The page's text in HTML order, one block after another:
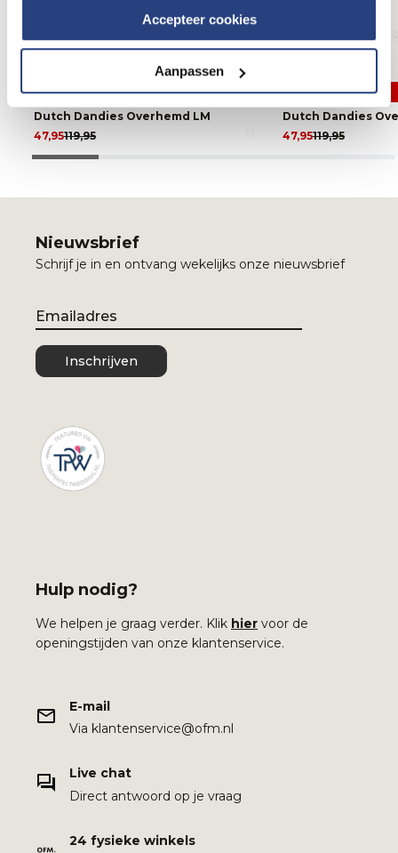
Accepteer cookies
Aanpassen
2 halen 1 betalen
Dutch Dandies Overhemd LM
119,95
47,95
2 halen 1 betalen
Dutch Dandies
119,95
47,95
Nieuwsbrief
Schrijf je in en ontvang wekelijks onze nieuwsbrief
Email
Inschrijven
Hulp nodig?
We helpen je graag verder. Klik hier voor de
openingstijden van onze klantenservice.
E-mail
Via klantenservice@ofm.nl
Live chat
Direct antwoord op je vraag
24 fysieke winkels